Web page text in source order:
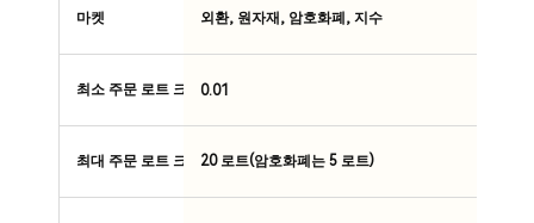
마켓
최소 주문 로트 크기
최대 주문 로트 크기
외환, 원자재, 암호화폐, 지수
0.01
20 로트(암호화폐는 5 로트)